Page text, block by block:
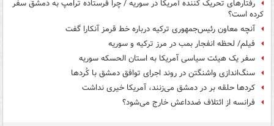
رفتارهای تحریک کننده آمریکا در سوریه / چرا فرستاده ترامپ به دمشق سفر
کرده است؟
آنچه معاون رئیس‌جمهوری ترکیه درباره خط قرمز آنکارا گفت
فیلم/ لحظه انفجار بمب در مرز ترکیه و سوریه
سفر یک هیئت سیاسی آمریکا به استان الحسکه سوریه
سنگ‌اندازی واشنگتن در روند اجرای توافق دمشق با کُردها
کردها حلقه بر در دمشق می‌زنند، آمریکا خیری نداشت
فرانسه از ائتلاف ضدداعش خارج می‌شود؟